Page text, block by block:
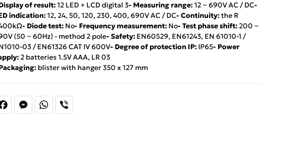
FacebookMessengerWhatsApp
of result:12 LED + LCD digital 3- Measuring range:12 ~ 690V AC / DC-
indication:12, 24, 50, 120, 230, 400, 690V AC / DC- Continuity:the R
- Diode test: No- Frequency measurement: No- Test phase shift:200 ~
(50 ~ 60Hz) - method 2 pole- Safety: EN60529, EN61243, EN 61010-1 /
03 / EN61326 CAT IV 600V- Degree of protection IP: IP65- Power
2 batteries 1.5V AAA, LR 03
blister with hanger 350 x 127 mm